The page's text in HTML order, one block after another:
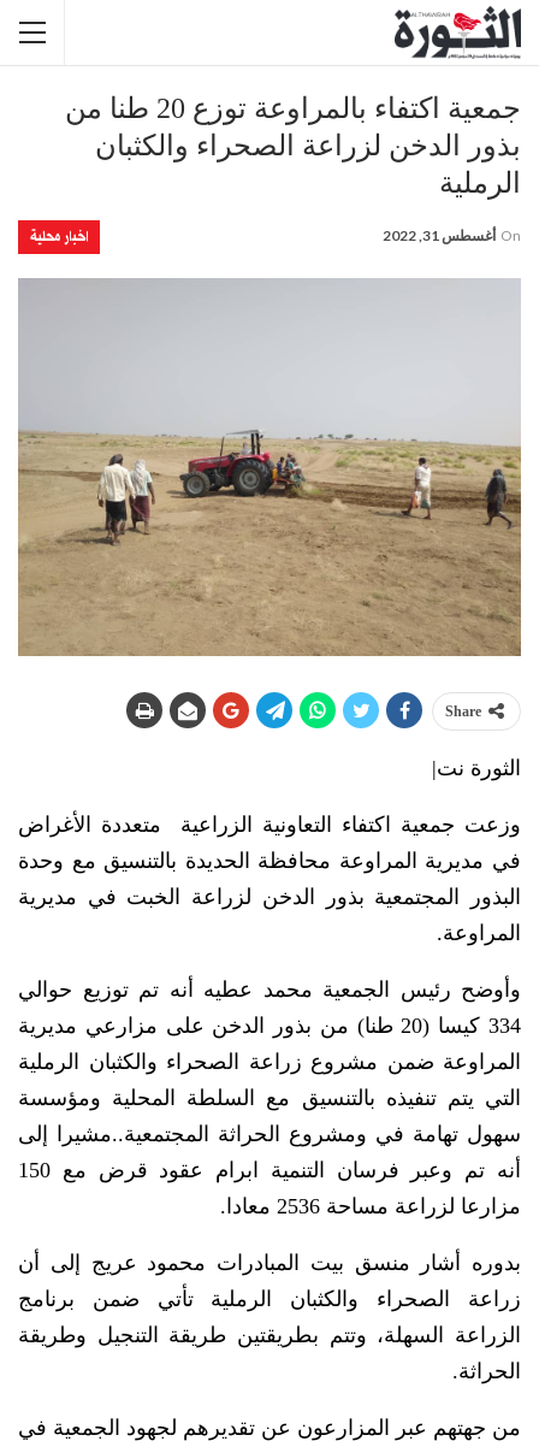
جمعية اكتفاء بالمراوعة توزع 20 طنا من
بذور الدخن لزراعة الصحراء والكثبان
الرملية
اخبار محلية On أغسطس 31, 2022
Share
الثورة نت|
وزعت جمعية اكتفاء التعاونية الزراعية متعددة الأغراض
في مديرية المراوعة محافظة الحديدة بالتنسيق مع وحدة
البذور المجتمعية بذور الدخن لزراعة الخبت في مديرية
المراوعة.
وأوضح رئيس الجمعية محمد عطيه أنه تم توزيع حوالي
334 كيسا (20 طنا) من بذور الدخن على مزارعي مديرية
المراوعة ضمن مشروع زراعة الصحراء والكثبان الرملية
التي يتم تنفيذه بالتنسيق مع السلطة المحلية ومؤسسة
سهول تهامة في ومشروع الحراثة المجتمعية..مشيرا إلى
أنه تم وعبر فرسان التنمية ابرام عقود قرض مع 150
مزارعا لزراعة مساحة 2536 معادا.
بدوره أشار منسق بيت المبادرات محمود عريج إلى أن
زراعة الصحراء والكثبان الرملية تأتي ضمن برنامج
الزراعة السهلة، وتتم بطريقتين طريقة التنجيل وطريقة
الحراثة.
من جهتهم عبر المزارعون عن تقديرهم لجهود الجمعية في